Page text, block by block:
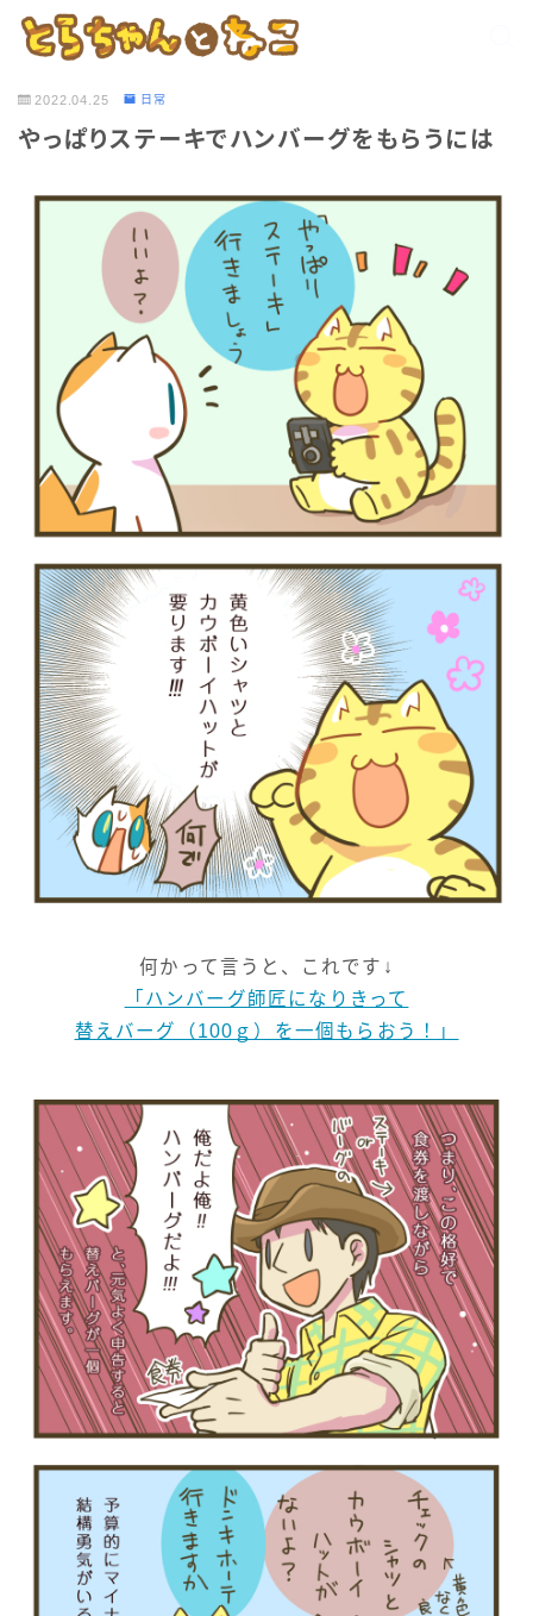
2022.04.25 日常
やっぱりステーキでハンバーグをもらうには
何かって言うと、これです↓
「ハンバーグ師匠になりきって
替えバーグ（100ｇ）を一個もらおう！」